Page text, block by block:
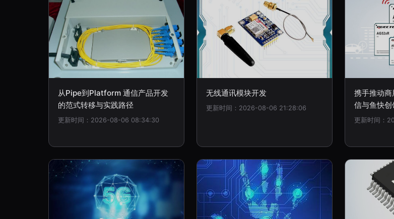
从Pipe到Platform 通信产品开发
的范式转移与实践路径
更新时间：2026-08-06 08:34:30
无线通讯模块开发
更新时间：2026-08-06 21:28:06
携手推动商
信与鱼快
更新时间：